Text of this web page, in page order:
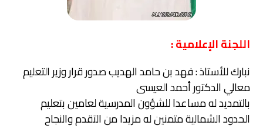
اللجنة الإعلامية :
نبارك للأستاذ : فهد بن حامد الهديب صدور قرار وزير التعليم
معالي الدكتور أحمد العيسى
بالتمديد له مساعدا للشؤون المدرسية لعامين بتعليم
الحدود الشمالية متمنين له مزيدا من التقدم والنجاح